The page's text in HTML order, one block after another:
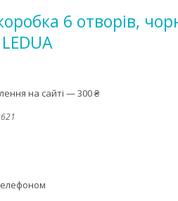
6 отворів,
на сайті — 300 ₴